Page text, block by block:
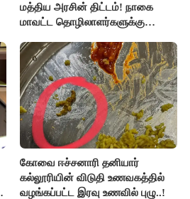
மத்திய அரசின் திட்டம்! நாகை
மாவட்ட தொழிலாளர்களுக்கு
செய்தி!
கோவை ஈச்சனாரி தனியார்
கல்லூரியின் விடுதி உணவகத்தில்
வழங்கப்பட்ட இரவு உணவில் புழு..!